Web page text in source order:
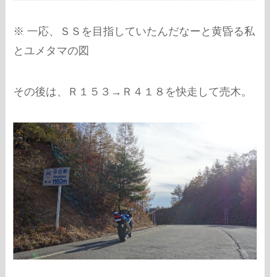
※ 一応、ＳＳを目指していたんだなーと黄昏る私
とユメタマの図
その後は、Ｒ１５３→Ｒ４１８を快走して売木。